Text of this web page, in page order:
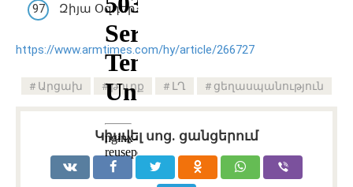
Զիյա Օզդեր։
https://www.armtimes.com/hy/article/266727
Արցախ թուրք ԼՂ ցեղասպանություն
Կիսվել սոց․ ցանցերում